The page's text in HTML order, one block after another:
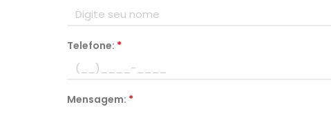
Telefone: *
Mensagem: *